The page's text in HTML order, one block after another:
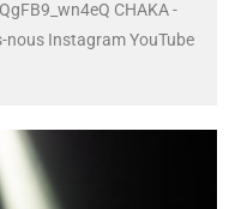
CHAKA -
nous Instagram YouTube